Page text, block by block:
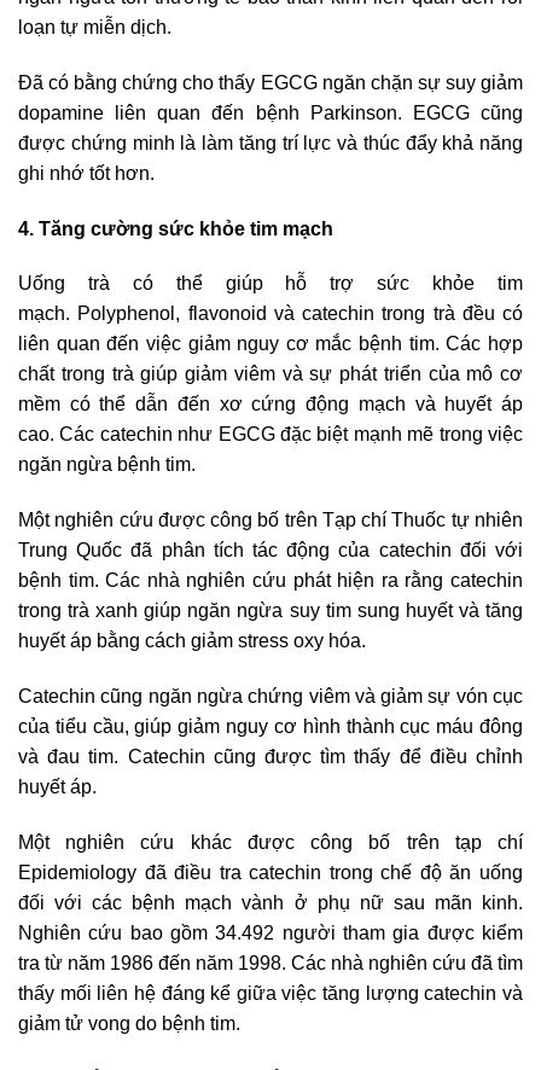
loạn tự miễn dịch.
Đã có bằng chứng cho thấy EGCG ngăn chặn sự suy giảm
dopamine liên quan đến bệnh Parkinson. EGCG cũng
được chứng minh là làm tăng trí lực và thúc đẩy khả năng
ghi nhớ tốt hơn.
4. Tăng cường sức khỏe tim mạch
Uống trà có thể giúp hỗ trợ sức khỏe tim
mạch. Polyphenol, flavonoid và catechin trong trà đều có
liên quan đến việc giảm nguy cơ mắc bệnh tim. Các hợp
chất trong trà giúp giảm viêm và sự phát triển của mô cơ
mềm có thể dẫn đến xơ cứng động mạch và huyết áp
cao. Các catechin như EGCG đặc biệt mạnh mẽ trong việc
ngăn ngừa bệnh tim.
Một nghiên cứu được công bố trên Tạp chí Thuốc tự nhiên
Trung Quốc đã phân tích tác động của catechin đối với
bệnh tim. Các nhà nghiên cứu phát hiện ra rằng catechin
trong trà xanh giúp ngăn ngừa suy tim sung huyết và tăng
huyết áp bằng cách giảm stress oxy hóa.
Catechin cũng ngăn ngừa chứng viêm và giảm sự vón cục
của tiểu cầu, giúp giảm nguy cơ hình thành cục máu đông
và đau tim. Catechin cũng được tìm thấy để điều chỉnh
huyết áp.
Một nghiên cứu khác được công bố trên tạp chí
Epidemiology đã điều tra catechin trong chế độ ăn uống
đối với các bệnh mạch vành ở phụ nữ sau mãn kinh.
Nghiên cứu bao gồm 34.492 người tham gia được kiểm
tra từ năm 1986 đến năm 1998. Các nhà nghiên cứu đã tìm
thấy mối liên hệ đáng kể giữa việc tăng lượng catechin và
giảm tử vong do bệnh tim.